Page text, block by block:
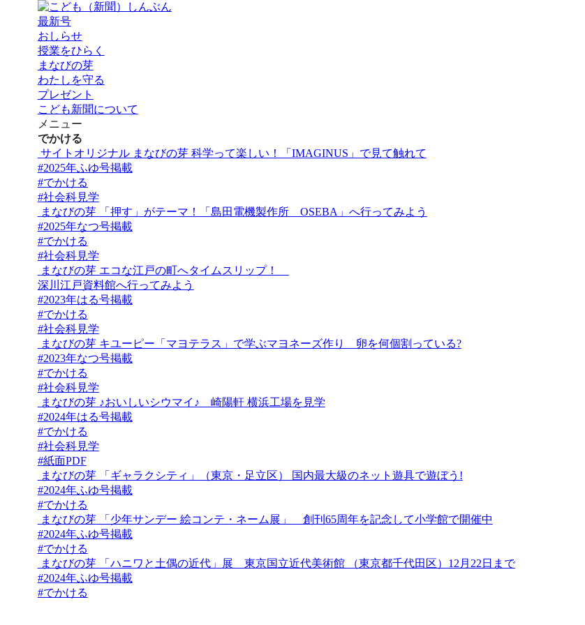
最新号
おしらせ
授業をひらく
まなびの芽
わたしを守る
プレゼント
こども新聞について
メニュー
でかける
サイトオリジナル まなびの芽 科学って楽しい！「IMAGINUS」で見て触れて
#2025年ふゆ号掲載
#でかける
#社会科見学
まなびの芽
「押す」がテーマ！「島田電機製作所 OSEBA」へ行ってみよう
#2025年なつ号掲載
#でかける
#社会科見学
まなびの芽 エコな江戸の町へタイムスリップ！
深川江戸資料館へ行ってみよう
#2023年はる号掲載
#でかける
#社会科見学
まなびの芽 キユーピー「マヨテラス」で学ぶマヨネーズ作り 卵を何個割っている?
#2023年なつ号掲載
#でかける
#社会科見学
まなびの芽 ♪おいしいシウマイ♪ 崎陽軒 横浜工場を見学
#2024年はる号掲載
#でかける
#社会科見学
#紙面PDF
まなびの芽
「ギャラクシティ」（東京・足立区） 国内最大級のネット遊具で遊ぼう!
#2024年ふゆ号掲載
#でかける
まなびの芽
「少年サンデー 絵コンテ・ネーム展」 創刊65周年を記念して小学館で開催中
#2024年ふゆ号掲載
#でかける
まなびの芽
「ハニワと土偶の近代」展 東京国立近代美術館 （東京都千代田区）12月22日まで
#2024年ふゆ号掲載
#でかける